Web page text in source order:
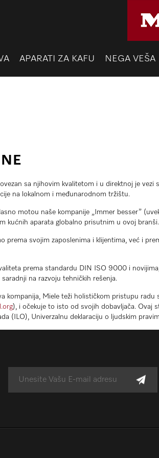
APARATI ZA KAFU NEGA VEŠA
sa njihovim kvalitetom i u direktnoj je
na lokalnom i međunarodnom tržištu.
motou naše kompanije „Immer besser”
kućnih aparata globalno prisutnim u ovoj branši.
prema svojim zaposlenima i klijentima, već i
prema standardu DIN ISO 9000 i
na razvoju tehničkih rešenja.
kompanija, Miele teži holističkom pristupu
), i očekuje to isto od svojih dobavljača. Ovaj
(ILO), Univerzalnu deklaraciju o ljudskim